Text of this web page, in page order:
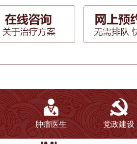
肿瘤医生 党政建设